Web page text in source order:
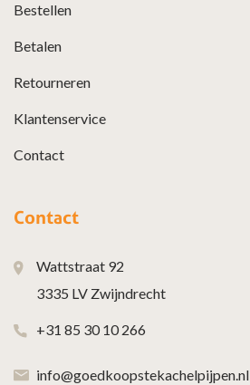
Bestellen
Betalen
Retourneren
Klantenservice
Contact
Contact
Wattstraat 92
3335 LV Zwijndrecht
+31 85 30 10 266
info@goedkoopstekachelpijpen.nl